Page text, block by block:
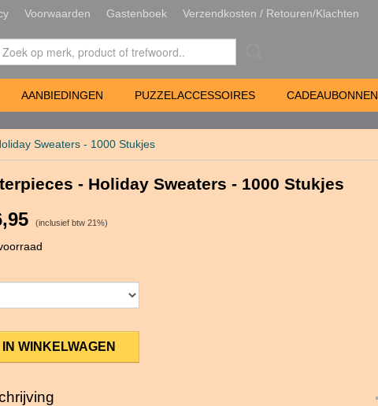
Voorwaarden Gastenboek Verzendkosten / Retouren/Klachten
AANBIEDINGEN PUZZELACCESSOIRES CADEAUBONNEN
Sweaters - 1000 Stukjes
- Holiday Sweaters - 1000 Stukjes
(inclusief btw 21%)
IN WINKELWAGEN